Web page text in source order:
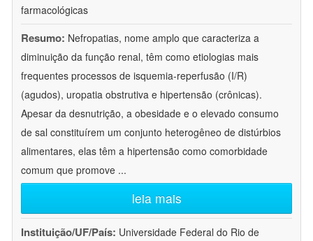
farmacológicas
Resumo: Nefropatias, nome amplo que caracteriza a
diminuição da função renal, têm como etiologias mais
frequentes processos de isquemia-reperfusão (I/R)
(agudos), uropatia obstrutiva e hipertensão (crônicas).
Apesar da desnutrição, a obesidade e o elevado consumo
de sal constituírem um conjunto heterogêneo de distúrbios
alimentares, elas têm a hipertensão como comorbidade
comum que promove ...
leia mais
Instituição/UF/País: Universidade Federal do Rio de